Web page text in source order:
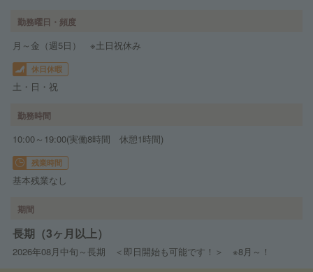
勤務曜日・頻度
月～金（週5日） ※土日祝休み
休日休暇
土・日・祝
勤務時間
10:00～19:00(実働8時間 休憩1時間)
残業時間
基本残業なし
期間
長期（3ヶ月以上）
2026年08月中旬～長期 ＜即日開始も可能です！＞ ※8月～！